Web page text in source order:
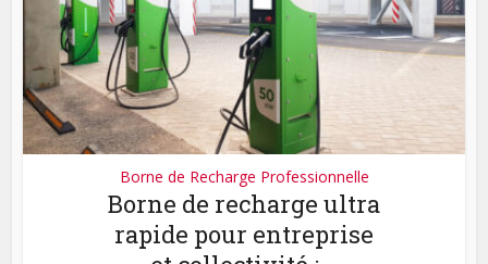
Borne de Recharge Professionnelle
Borne de recharge ultra
rapide pour entreprise